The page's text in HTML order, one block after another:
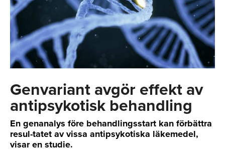
Genvariant avgör effekt av
antipsykotisk behandling
En genanalys före behandlingsstart kan förbättra
resul-tatet av vissa antipsykotiska läkemedel,
visar en studie.